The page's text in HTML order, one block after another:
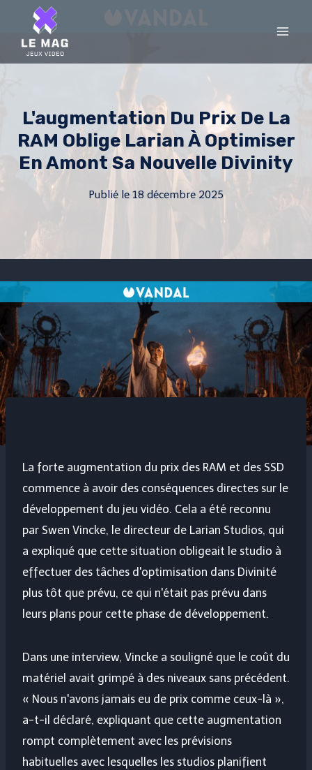
content
L'augmentation Du Prix De La
RAM Oblige Larian À Optimiser
En Amont Sa Nouvelle Divinity
Publié le 18 décembre 2025
La forte augmentation du prix des RAM et des SSD
commence à avoir des conséquences directes sur le
développement du jeu vidéo. Cela a été reconnu
par Swen Vincke, le directeur de Larian Studios, qui
a expliqué que cette situation obligeait le studio à
effectuer des tâches d'optimisation dans Divinité
plus tôt que prévu, ce qui n'était pas prévu dans
leurs plans pour cette phase de développement.
Dans une interview, Vincke a souligné que le coût du
matériel avait grimpé à des niveaux sans précédent.
« Nous n'avons jamais eu de prix comme ceux-là »,
a-t-il déclaré, expliquant que cette augmentation
rompt complètement avec les prévisions
habituelles avec lesquelles les studios planifient